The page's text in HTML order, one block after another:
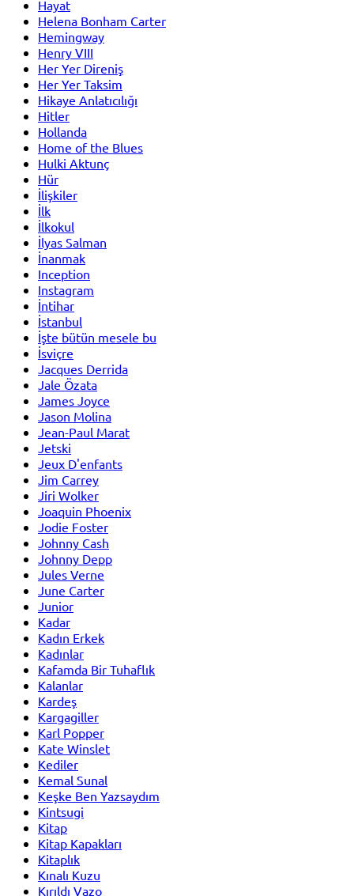
Hayat
Helena Bonham Carter
Hemingway
Henry VIII
Her Yer Direniş
Her Yer Taksim
Hikaye Anlatıcılığı
Hitler
Hollanda
Home of the Blues
Hulki Aktunç
Hür
İlişkiler
İlk
İlkokul
İlyas Salman
İnanmak
Inception
Instagram
İntihar
İstanbul
İşte bütün mesele bu
İsviçre
Jacques Derrida
Jale Özata
James Joyce
Jason Molina
Jean-Paul Marat
Jetski
Jeux D'enfants
Jim Carrey
Jiri Wolker
Joaquin Phoenix
Jodie Foster
Johnny Cash
Johnny Depp
Jules Verne
June Carter
Junior
Kadar
Kadın Erkek
Kadınlar
Kafamda Bir Tuhaflık
Kalanlar
Kardeş
Kargagiller
Karl Popper
Kate Winslet
Kediler
Kemal Sunal
Keşke Ben Yazsaydım
Kintsugi
Kitap
Kitap Kapakları
Kitaplık
Kınalı Kuzu
Kırıldı Vazo